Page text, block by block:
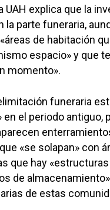
UAH explica que la
la parte funeraria,
de habitación
espacio» y que
momento».
funeraria
en el periodo antiguo,
«se solapan» con
que hay
de
de estas